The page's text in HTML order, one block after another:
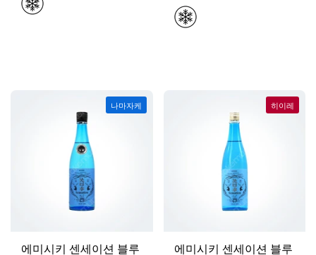
에미시키 센세이션 블루
나마자케
에미시키 센세이션 블루
히이레